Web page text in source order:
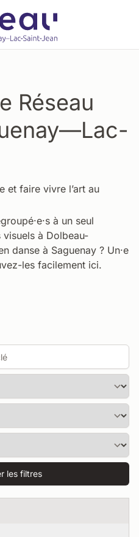
Réseau
et faire vivre l’art au
à un seul
visuels à Dolbeau-
danse à Saguenay ? Un·e
les facilement ici.
les filtres